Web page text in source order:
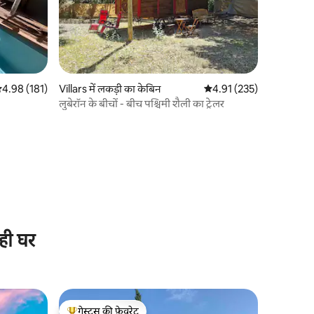
रेटिंग 5 में से 4.98, 181 समीक्षाएँ
4.98 (181)
Villars में लकड़ी का केबिन औसत रेटिंग 5 में से 4.91,
4.91 (235)
लुबेरॉन के बीचों - बीच पश्चिमी शैली का ट्रेलर
घर
गेस्ट्स की फ़ेवरेट